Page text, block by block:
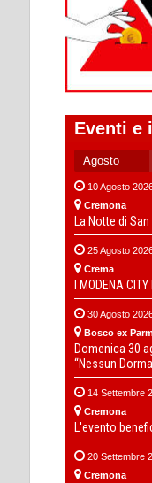
Eventi e
10 Agosto
Cremona
La Notte di
25 Agosto
Crema
I MODENA
30 Agosto
Bosco ex
Domenica 30
“Nessun
14 Settembre
Cremona
L'evento
20 Settembre
Cremona